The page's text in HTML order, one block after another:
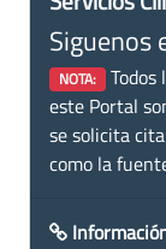
Siguenos
NOTA: Todos
este Portal
se solicita
como la